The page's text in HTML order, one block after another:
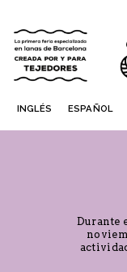
INGLÉS ESPAÑOL
Durante